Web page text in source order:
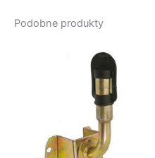
Podobne produkty